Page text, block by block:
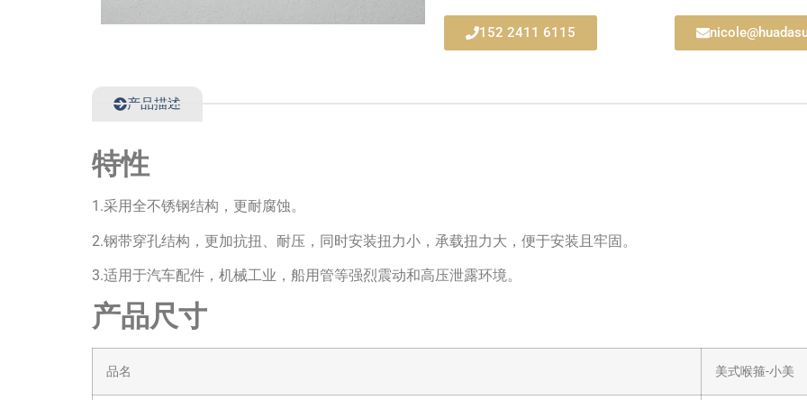
152 2411 6115
产品描述
特性
1.采用全不锈钢结构，更耐腐蚀。
2.钢带穿孔结构，更加抗扭、耐压，同时安装扭力小，承载扭力大，便于安装且牢固。
3.适用于汽车配件，机械工业，船用管等强烈震动和高压泄露环境。
产品尺寸
品名 美式喉箍-小美